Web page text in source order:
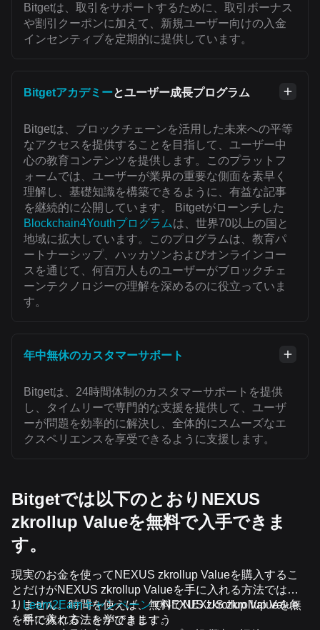
Bitgetは、取引をサポートするために、取引ボーナス
や割引クーポンに加えて、新規ユーザー向けの入金
インセンティブを定期的に提供しています。
Bitgetアカデミーとユーザー成長プログラム
Bitgetは、ブロックチェーンを活用した未来への平等
なアクセスを提供することを目指して、ユーザー中
心の教育コンテンツを提供します。このプラットフ
ォームでは、ユーザーが業界の重要な側面を素早く
理解し、基礎知識を構築できるように、有益な記事
を継続的に公開しています。 Bitgetがローンチした
Blockchain4Youthプログラムは、世界70以上の国と
地域に拡大しています。このプログラムは、教育パ
ートナーシップ、ハッカソンおよびオンラインコー
スを通じて、何百万人ものユーザーがブロックチェ
ーンテクノロジーの理解を深めるのに役立っていま
す。
年中無休のカスタマーサポート
Bitgetは、24時間体制のカスタマーサポートを提供
し、タイムリーで専門的な支援を提供して、ユーザ
ーが問題を効率的に解決し、全体的にスムーズなエ
クスペリエンスを享受できるように支援します。
Bitgetでは以下のとおりNEXUS
zkrollup Valueを無料で入手できま
す。
現実のお金を使ってNEXUS zkrollup Valueを購入するこ
とだけがNEXUS zkrollup Valueを手に入れる方法ではあ
りません。時間を使えば、無料でNEXUS zkrollup Value
を手に入れることができます。
Learn2EarnキャンペーンでNEXUS zkrollup Valueを無
料で稼ぐ方法を学びましょう